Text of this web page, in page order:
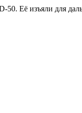
50. Её изъяли для